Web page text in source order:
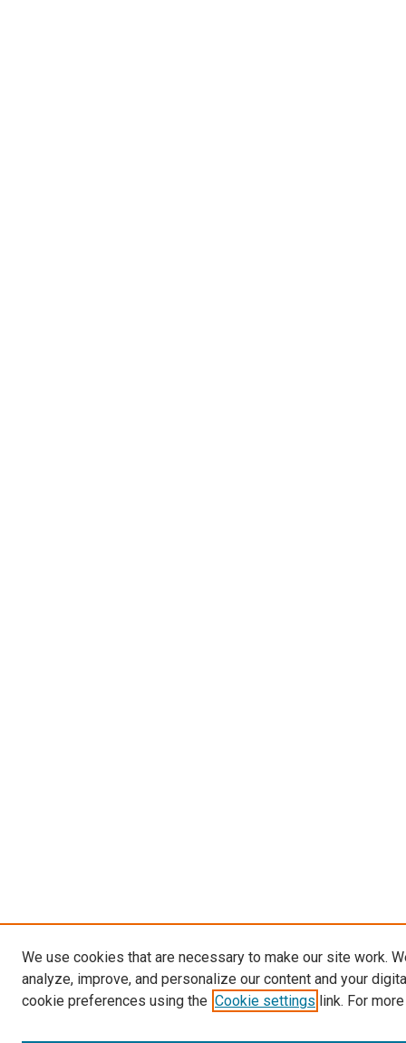
We use cookies that are necessary to make our site work.
analyze, improve, and personalize our content and your
cookie preferences using the Cookie settings link. For